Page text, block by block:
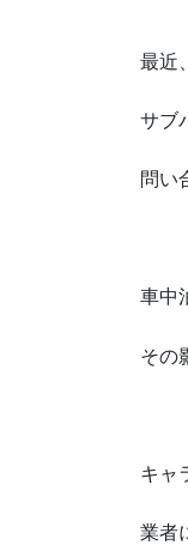
最近
サブ
問い
車中
その
キャ
業者